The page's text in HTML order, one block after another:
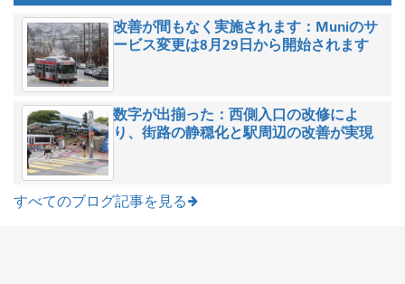
改善が間もなく実施されます：Muniのサ
ービス変更は8月29日から開始されます
数字が出揃った：西側入口の改修によ
り、街路の静穏化と駅周辺の改善が実現
すべてのブログ記事を見る